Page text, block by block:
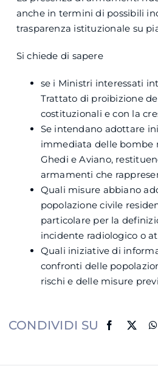
anche in termini di possibili
trasparenza istituzionale su
Si chiede di sapere
se i Ministri interessati
Trattato di proibizione
costituzionali e con la
Se intendano adottare
immediata delle bombe
Ghedi e Aviano,
armamenti che
Quali misure abbiano
popolazione civile
particolare per la
incidente radiologico o
Quali iniziative di
confronti delle
rischi e delle misure
CONDIVIDI SU